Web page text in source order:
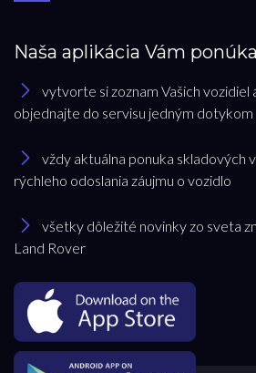
Naša aplikácia Vám
vytvorte si zoznam Vašich
objednajte do servisu jedným dotykom
vždy aktuálna ponuka skladových
rýchleho odoslania záujmu o vozidlo
všetky dôležité novinky zo sveta
Land Rover